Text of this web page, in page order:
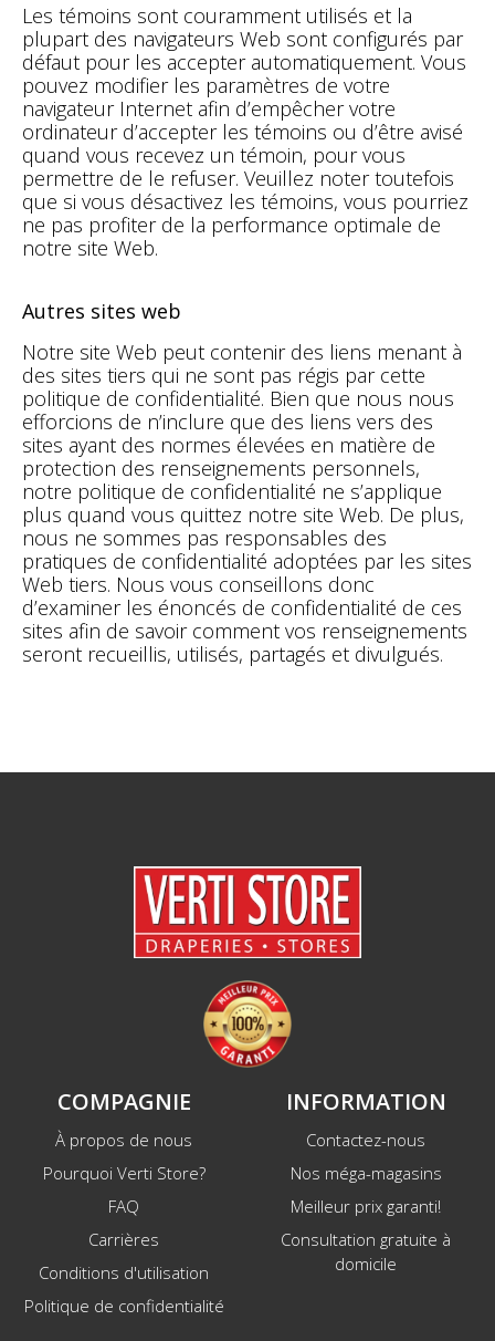
Les témoins sont couramment utilisés et la
plupart des navigateurs Web sont configurés par
défaut pour les accepter automatiquement. Vous
pouvez modifier les paramètres de votre
navigateur Internet afin d’empêcher votre
ordinateur d’accepter les témoins ou d’être avisé
quand vous recevez un témoin, pour vous
permettre de le refuser. Veuillez noter toutefois
que si vous désactivez les témoins, vous pourriez
ne pas profiter de la performance optimale de
notre site Web.
Autres sites web
Notre site Web peut contenir des liens menant à
des sites tiers qui ne sont pas régis par cette
politique de confidentialité. Bien que nous nous
efforcions de n’inclure que des liens vers des
sites ayant des normes élevées en matière de
protection des renseignements personnels,
notre politique de confidentialité ne s’applique
plus quand vous quittez notre site Web. De plus,
nous ne sommes pas responsables des
pratiques de confidentialité adoptées par les sites
Web tiers. Nous vous conseillons donc
d’examiner les énoncés de confidentialité de ces
sites afin de savoir comment vos renseignements
seront recueillis, utilisés, partagés et divulgués.
COMPAGNIE
À propos de nous
Pourquoi Verti Store?
FAQ
Carrières
Conditions d'utilisation
Politique de confidentialité
INFORMATION
Contactez-nous
Nos méga-magasins
Meilleur prix garanti!
Consultation gratuite à
domicile